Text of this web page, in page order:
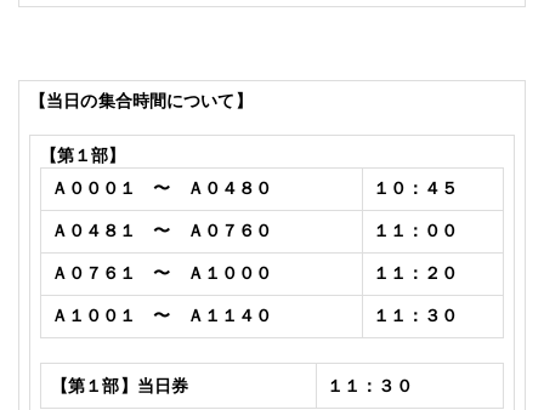
【当日の集合時間について】
【第１部】
Ａ０００１ 〜 Ａ０４８０
１０：４５
Ａ０４８１ 〜 Ａ０７６０ １１：００
Ａ０７６１ 〜 Ａ１０００ １１：２０
Ａ１００１ 〜 Ａ１１４０ １１：３０
【第１部】当日券 １１：３０